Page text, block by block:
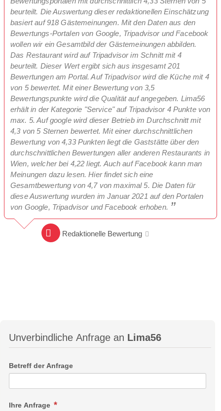
beurteilt. Die Auswertung dieser redaktionellen Einschätzung
basiert auf 918 Gästemeinungen. Mit den Daten aus den
Bewertungs-Portalen von Google, Tripadvisor und Facebook
wollen wir ein Gesamtbild der Gästemeinungen abbilden.
Das Restaurant wird auf Tripadvisor im Schnitt mit 4
beurteilt. Dieser Wert ergibt sich aus insgesamt 201
Bewertungen am Portal. Auf Tripadvisor wird die Küche mit 4
von 5 bewertet. Mit einer Bewertung von 3,5
Bewertungspunkte wird die Qualität auf angegeben. Lima56
erhält in der Kategorie "Service" auf Tripadvisor 4 Punkte von
max. 5. Auf google wird dieser Betrieb im Durchschnitt mit
4,3 von 5 Sternen bewertet. Mit einer durchschnittlichen
Bewertung von 4,33 Punkten liegt die Gaststätte über den
durchschnittlichen Bewertungen aller anderen Restaurants in
Wien, welcher bei 4,22 liegt. Auch auf Facebook kann man
Meinungen dazu lesen. Hier findet sich eine
Gesamtbewertung von 4,7 von maximal 5. Die Daten für
diese Auswertung wurden im Januar 2021 auf den Portalen
von Google, Tripadvisor und Facebook erhoben.
Redaktionelle Bewertung
Unverbindliche Anfrage an Lima56
Betreff der Anfrage
Ihre Anfrage